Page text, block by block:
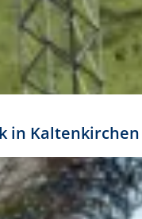
in Kaltenkirchen